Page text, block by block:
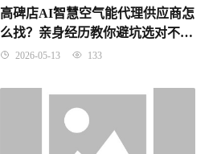
高碑店AI智慧空气能代理供应商怎
么找？亲身经历教你避坑选对不吃
亏 2026-05-13 133